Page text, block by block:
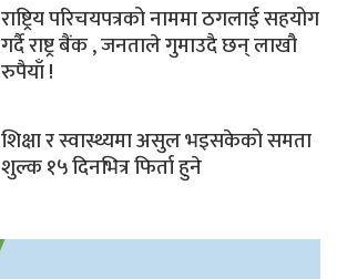
राष्ट्रिय परिचयपत्रको नाममा ठगलाई सहयोग
गर्दै राष्ट्र बैंक , जनताले गुमाउदै छन् लाखौ
रुपैयाँ !
शिक्षा र स्वास्थ्यमा असुल भइसकेको समता
शुल्क १५ दिनभित्र फिर्ता हुने